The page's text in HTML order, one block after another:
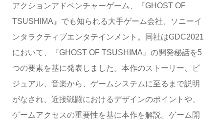
アクションアドベンチャーゲーム、『GHOST OF
TSUSHIMA』でも知られる大手ゲーム会社、ソニーイ
ンタラクティブエンタテインメント。同社はGDC2021
において、『GHOST OF TSUSHIMA』の開発秘話を5
つの要素を基に発表しました。本作のストーリー、ビ
ジュアル、音楽から、ゲームシステムに至るまで説明
がなされ、近接戦闘におけるデザインのポイントや、
ゲームアクセスの重要性を基に本作を解説。ゲーム開